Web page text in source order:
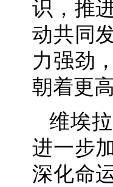
识，推
动共同
力强劲
朝着更
维埃
进一步
深化命